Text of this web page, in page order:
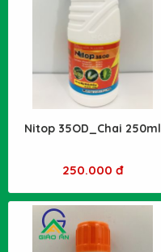
Nitop 35OD_Chai 250ml
250.000 đ